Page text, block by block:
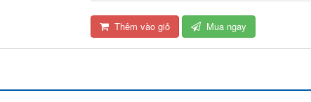
Thêm vào giỏ Mua ngay